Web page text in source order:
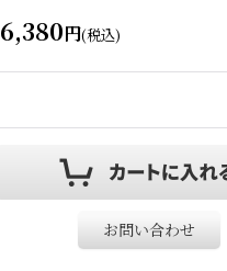
6,380円(税込)
お問い合わせ